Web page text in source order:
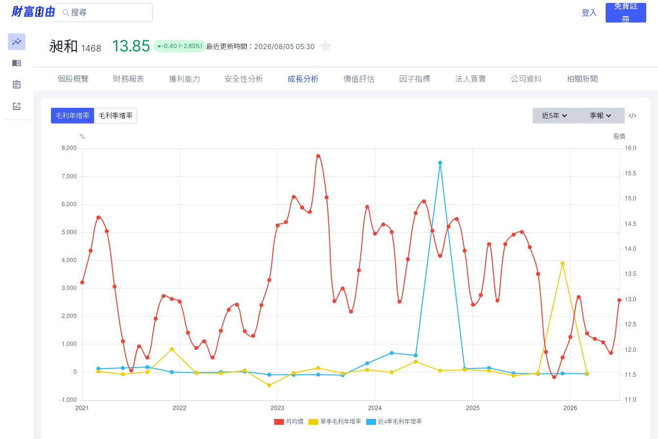
登入
免費註
冊
昶和 1468 13.85 -0.40 (-2.85%) 最近更新時間： 2026/08/05 05:30
個股概覽 財務報表 獲利能力 安全性分析 成長分析 價值評估 因子指標 法人買賣 公司資料 相關新聞
毛利年增率 毛利季增率 近5年 季報
月均價 單季毛利年增率 近4季毛利年增率